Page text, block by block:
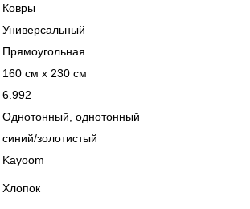
Ковры
Универсальный
Прямоугольная
160 см x 230 см
6.992
Однотонный, однотонный
синий/золотистый
Kayoom
Хлопок